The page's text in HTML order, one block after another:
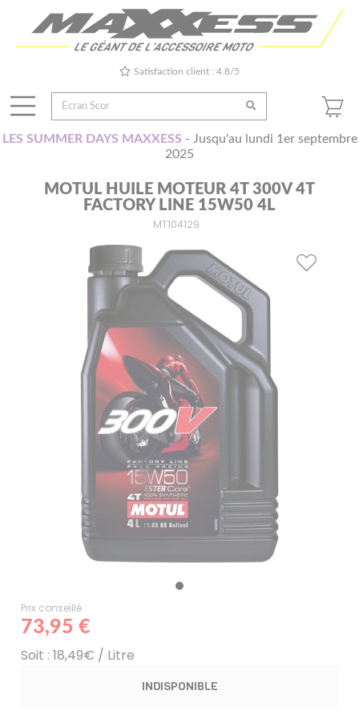
Satisfaction client : 4.8/5
LES SUMMER DAYS MAXXESS - Jusqu'au lundi 1er septembre
2025
MOTUL HUILE MOTEUR 4T 300V 4T
FACTORY LINE 15W50 4L
MT104129
Prix conseillé :
73,95 €
Soit : 18,49€ / Litre
INDISPONIBLE